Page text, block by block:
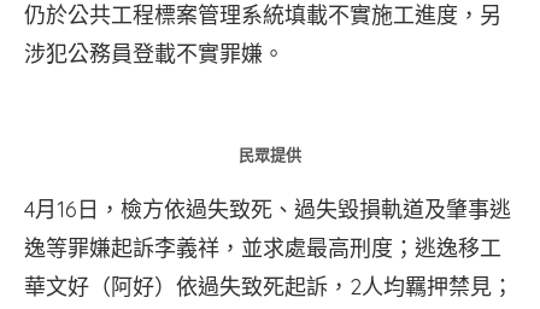
仍於公共工程標案管理系統填載不實施工進度，另
涉犯公務員登載不實罪嫌。
民眾提供
4月16日，檢方依過失致死、過失毀損軌道及肇事逃
逸等罪嫌起訴李義祥，並求處最高刑度；逃逸移工
華文好（阿好）依過失致死起訴，2人均羈押禁見；